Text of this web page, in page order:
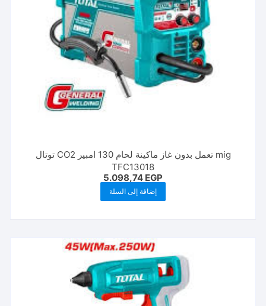
mig تعمل بدون غاز ماكينة لحام 130 امبير CO2 توتال
TFC13018
5.098,74 EGP
إضافة إلى السلة